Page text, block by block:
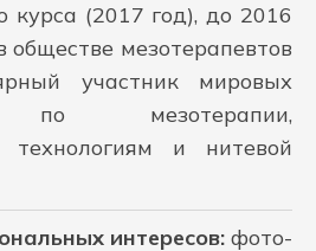
курса (2017 год), до 2016
обществе мезотерапевтов
участник мировых
по мезотерапии,
технологиям и нитевой
интересов: фото-